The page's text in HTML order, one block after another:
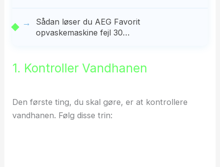
Sådan løser du AEG Favorit
opvaskemaskine fejl 30…
1. Kontroller Vandhanen
Den første ting, du skal gøre, er at kontrollere
vandhanen. Følg disse trin: